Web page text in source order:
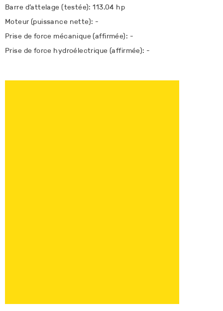
Barre d’attelage (testée): 113.04 hp
Moteur (puissance nette): -
Prise de force mécanique (affirmée): -
Prise de force hydroélectrique (affirmée): -